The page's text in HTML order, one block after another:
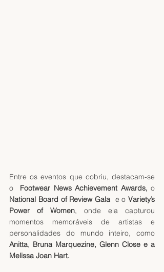
Entre os eventos que cobriu, destacam-se
o Footwear News Achievement Awards,
National Board of Review Gala e o Variety’s
Power of Women, onde ela capturou
momentos memoráveis de artistas e
Anitta, Bruna Marquezine, Glenn Close e a
Melissa Joan Hart.